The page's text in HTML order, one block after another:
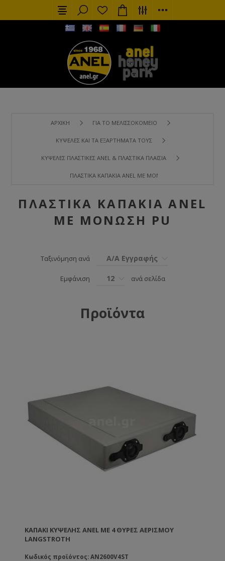
ΑΡΧΙΚΉ ΓΙΑ ΤΟ ΜΕΛΙΣΣΟΚΟΜΕΊΟ
ΚΥΨΈΛΕΣ ΚΑΙ ΤΑ ΕΞΑΡΤΉΜΑΤΑ ΤΟΥΣ
ΚΥΨΈΛΕΣ ΠΛΑΣΤΙΚΈΣ ANEL & ΠΛΑΣΤΙΚΆ ΠΛΑΊΣΙΑ
ΠΛΑΣΤΙΚΆ ΚΑΠΆΚΙΑ ANEL ΜΕ ΜΌΝΩΣΗ PU
ΠΛΑΣΤΙΚΆ ΚΑΠΆΚΙΑ ANEL
ΜΕ ΜΌΝΩΣΗ PU
Ταξινόμηση ανά Α/Α Εγγραφής
Εμφάνιση 12 ανά σελίδα
Προϊόντα
ΚΑΠΆΚΙ ΚΥΨΈΛΗΣ ANEL ΜΕ 4 ΘΎΡΕΣ ΑΕΡΙΣΜΟΎ
LANGSTROTH
Κωδικός προϊόντος: AN2600V4ST